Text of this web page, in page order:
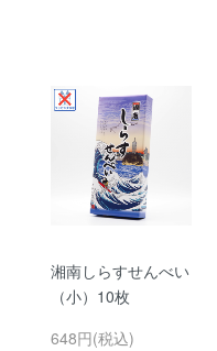
湘南しらすせんべい
（小）10枚
648円(税込)